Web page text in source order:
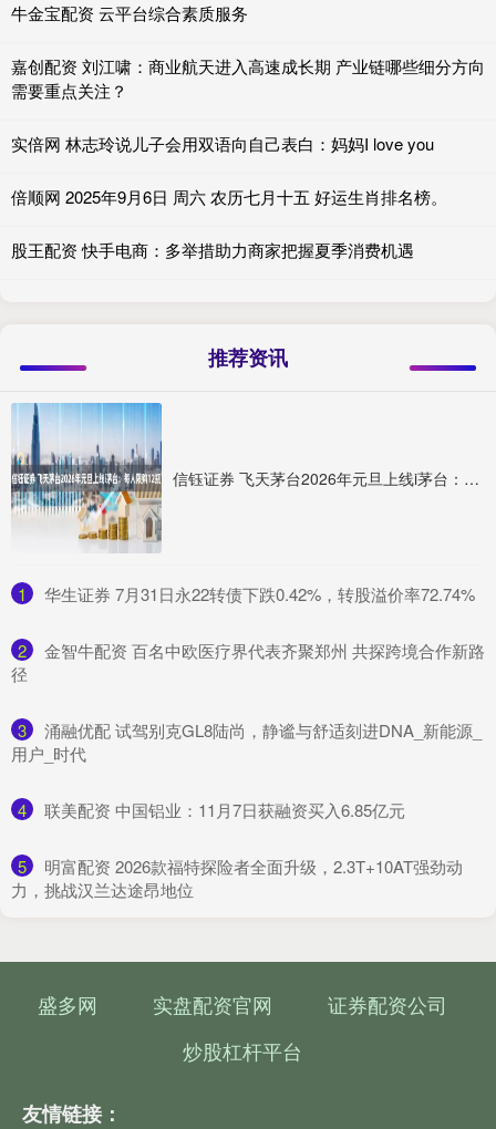
牛金宝配资 云平台综合素质服务
嘉创配资 刘江啸：商业航天进入高速成长期 产业链哪些细分方向
需要重点关注？
实倍网 林志玲说儿子会用双语向自己表白：妈妈I love you
倍顺网 2025年9月6日 周六 农历七月十五 好运生肖排名榜。
股王配资 快手电商：多举措助力商家把握夏季消费机遇
推荐资讯
信钰证券 飞天茅台2026年元旦上线i茅台：每人限购12瓶
1 ​华生证券 7月31日永22转债下跌0.42%，转股溢价率72.74%
2
​金智牛配资 百名中欧医疗界代表齐聚郑州 共探跨境合作新路
径
3
​涌融优配 试驾别克GL8陆尚，静谧与舒适刻进DNA_新能源_
用户_时代
4 ​联美配资 中国铝业：11月7日获融资买入6.85亿元
5
​明富配资 2026款福特探险者全面升级，2.3T+10AT强劲动
力，挑战汉兰达途昂地位
盛多网 实盘配资官网
证券配资公司
炒股杠杆平台
友情链接：